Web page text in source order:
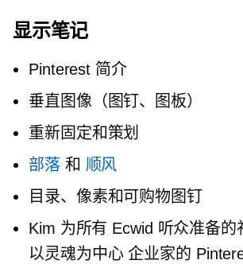
显示笔记
Pinterest 简介
垂直图像（图钉、图板）
重新固定和策划
部落和 顺风
目录、像素和可购物图钉
Kim 为所有 Ecwid 听众准备的
以灵魂为中心企业家的